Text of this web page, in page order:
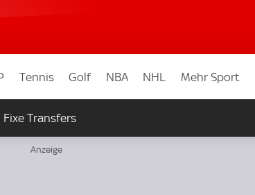
Tennis Golf NBA NHL Mehr Sport
Fixe Transfers